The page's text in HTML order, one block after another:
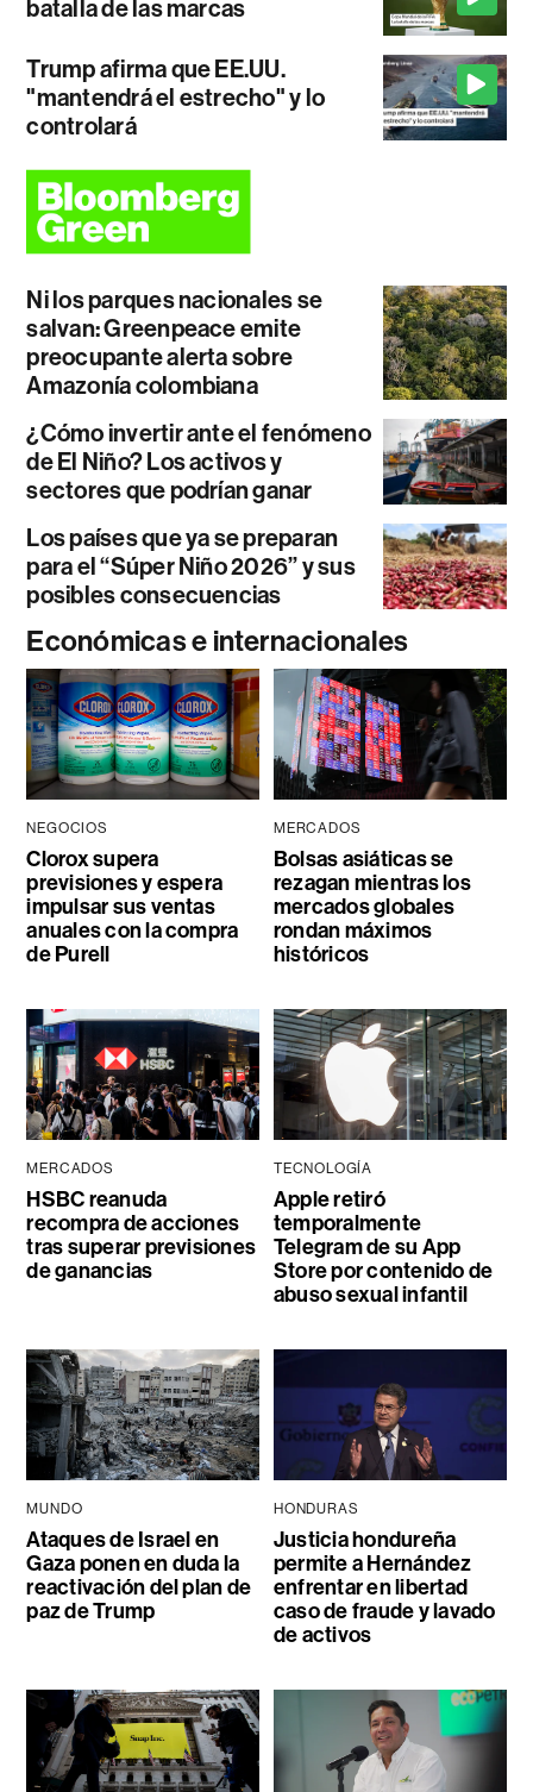
batalla de las marcas
Trump afirma que EE.UU.
"mantendrá el estrecho" y lo
controlará
Ni los parques nacionales se
salvan: Greenpeace emite
preocupante alerta sobre
Amazonía colombiana
¿Cómo invertir ante el fenómeno
de El Niño? Los activos y
sectores que podrían ganar
Los países que ya se preparan
para el “Súper Niño 2026” y sus
posibles consecuencias
Económicas e internacionales
NEGOCIOS
Clorox supera
previsiones y espera
impulsar sus ventas
anuales con la compra
de Purell
MERCADOS
Bolsas asiáticas se
rezagan mientras los
mercados globales
rondan máximos
históricos
MERCADOS
HSBC reanuda
recompra de acciones
tras superar previsiones
de ganancias
TECNOLOGÍA
Apple retiró
temporalmente
Telegram de su App
Store por contenido de
abuso sexual infantil
MUNDO
Ataques de Israel en
Gaza ponen en duda la
reactivación del plan de
paz de Trump
HONDURAS
Justicia hondureña
permite a Hernández
enfrentar en libertad
caso de fraude y lavado
de activos